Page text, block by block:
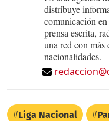
distribuye
comunicación
prensa escrita,
una red con más
nacionalidades.
Liga Nacional